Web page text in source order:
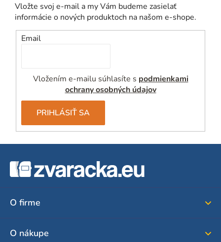
Vložte svoj e-mail a my Vám budeme zasielať
informácie o nových produktoch na našom e-shope.
Email
Vložením e-mailu súhlasíte s podmienkami
ochrany osobných údajov
PRIHLÁSIŤ SA
O firme
O nákupe